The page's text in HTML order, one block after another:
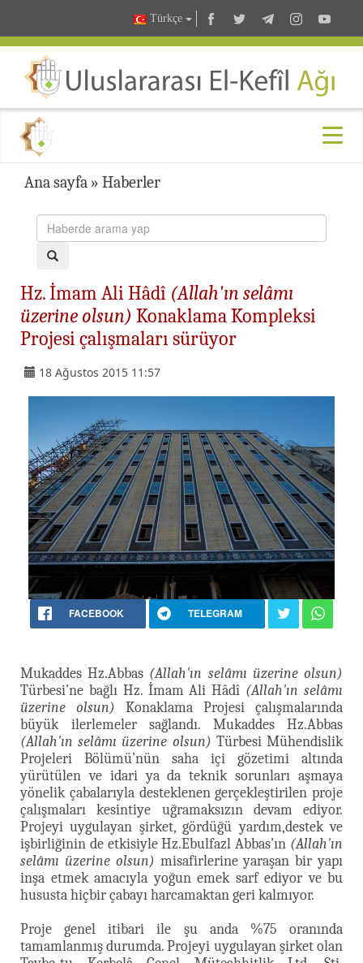
Türkçe
Ana sayfa » Haberler
Hz. İmam Ali Hâdî (Allah'ın selâmı
üzerine olsun) Konaklama Kompleksi
Projesi çalışmaları sürüyor
18 Ağustos 2015 11:57
FACEBOOK TELEGRAM
Mukaddes Hz.Abbas (Allah'ın selâmı üzerine olsun)
Türbesi’ne bağlı Hz. İmam Ali Hâdî (Allah'ın selâmı
üzerine olsun) Konaklama Projesi çalışmalarında
büyük ilerlemeler sağlandı. Mukaddes Hz.Abbas
(Allah'ın selâmı üzerine olsun) Türbesi Mühendislik
Projeleri Bölümü’nün saha içi gözetimi altında
yürütülen ve idari ya da teknik sorunları aşmaya
yönelik çabalarıyla desteklenen gerçekleştirilen proje
çalışmaları kesintiye uğramaksızın devam ediyor.
Projeyi uygulayan şirket, gördüğü yardım,destek ve
işbirliğinin de etkisiyle Hz.Ebulfazl Abbas’ın (Allah'ın
selâmı üzerine olsun) misafirlerine yaraşan bir yapı
inşa etmek amacıyla yoğun emek sarf ediyor ve bu
hususta hiçbir çabayı harcamaktan geri kalmıyor.
Proje genel itibari ile şu anda %75 oranında
tamamlanmış durumda. Projeyi uygulayan şirket olan